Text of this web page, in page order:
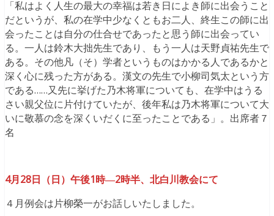
「私はよく人生の最大の幸福は若き日によき師に出会うこと
だというが、私の在学中少なくともお二人、終生この師に出
会ったことは自分の仕合せであったと思う師に出会ってい
る。一人は鈴木大拙先生であり、もう一人は天野貞祐先生で
ある。その他凡（そ）学者というものはかかる人であるかと
深く心に残った方がある。漢文の先生で小柳司気太という方
である……又先に挙げた乃木将軍についても、在学中はうる
さい親父位に片付けていたが、後年私は乃木将軍について大
いに敬慕の念を深くいだくに至ったことである」。出席者７
名
4月28日（日）午後1時―2時半、北白川教会にて
４月例会は片柳榮一がお話しいたしました。